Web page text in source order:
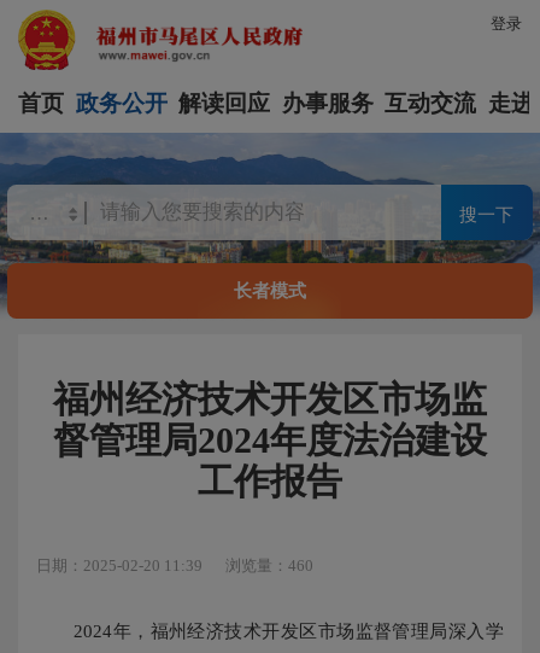
登录
首页 政务公开 解读回应 办事服务 互动交流 走进
搜一下
长者模式
福州经济技术开发区市场监
督管理局2024年度法治建设
工作报告
日期：2025-02-20 11:39 浏览量：460
2024年，福州经济技术开发区市场监督管理局深入学